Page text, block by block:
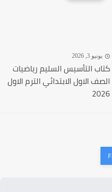
يونيو 3, 2026
كتاب التأسيس السليم رياضيات
الصف الاول الابتدائي الترم الاول
2026